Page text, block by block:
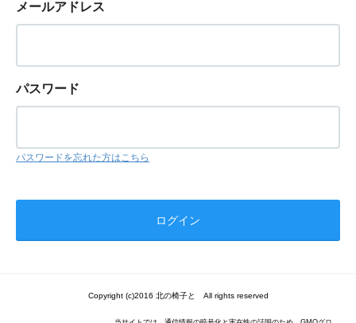
メールアドレス
パスワード
パスワードを忘れた方はこちら
Copyright (c)2016 北の椅子と All rights reserved